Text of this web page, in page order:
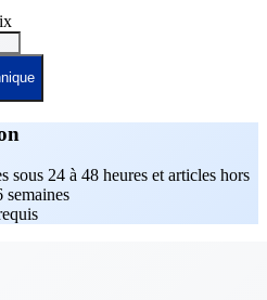
sous 24 à 48 heures et articles hors
semaines